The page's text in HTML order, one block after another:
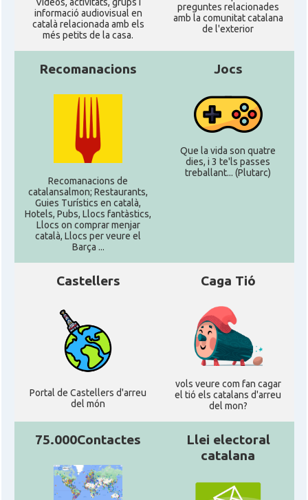
informació audiovisual en
català relacionada amb els
més petits de la casa.
preguntes relacionades
amb la comunitat catalana
de l'exterior
Recomanacions
Recomanacions de
catalansalmon; Restaurants,
Guies Turístics en català,
Hotels, Pubs, Llocs fantàstics,
Llocs on comprar menjar
català, Llocs per veure el
Barça ...
Jocs
Que la vida son quatre
dies, i 3 te'ls passes
treballant... (Plutarc)
Castellers
Portal de Castellers d'arreu
del món
Caga Tió
vols veure com fan cagar
el tió els catalans d'arreu
del mon?
75.000Contactes
Llei electoral
catalana